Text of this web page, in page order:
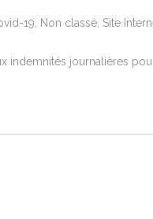
19 Non classé Site
indemnités journalières